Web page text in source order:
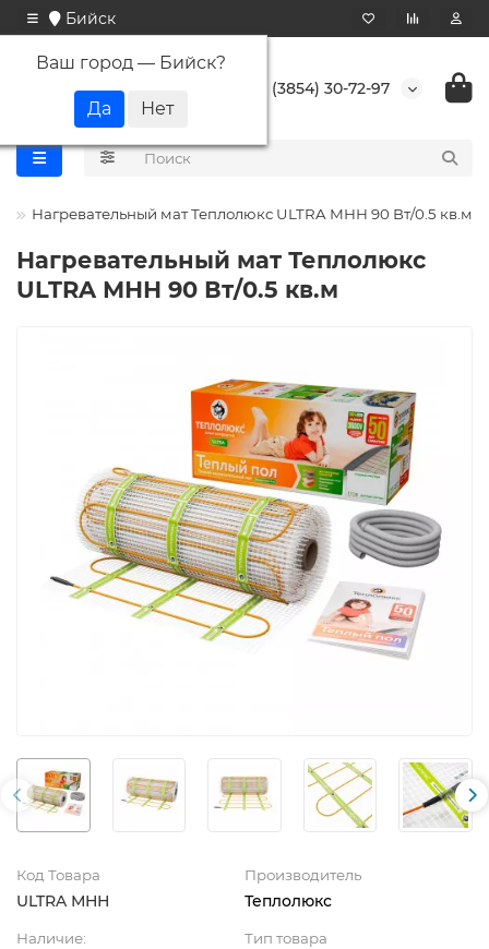
Бийск
Ваш город — Бийск?
+7 (3854) 30-72-97
Нагревательный мат Теплолюкс ULTRA МНН 90 Вт/0.5 кв.м
Нагревательный мат Теплолюкс
ULTRA МНН 90 Вт/0.5 кв.м
Код Товара
ULTRA МНН
Производитель
Теплолюкс
Наличие: Тип товара